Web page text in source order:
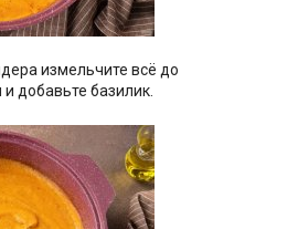
измельчите всё до
добавьте базилик.